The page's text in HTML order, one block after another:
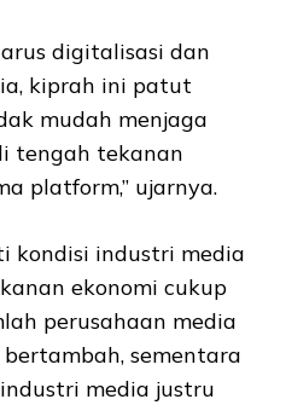
digitalisasi dan
kiprah ini patut
mudah menjaga
tengah tekanan
platform,” ujarnya.
kondisi industri media
ekonomi cukup
perusahaan media
sementara
media justru